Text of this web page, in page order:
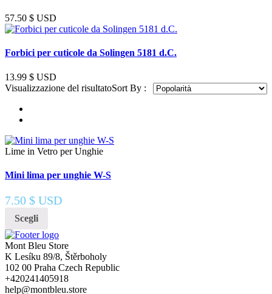
57.50 $ USD
Forbici per cuticole da Solingen 5181 d.C.
13.99 $ USD
Visualizzazione del risultatoSort By :
Lime in Vetro per Unghie
Mini lima per unghie W-S
7.50 $ USD
Scegli
Mont Bleu Store
K Lesíku 89/8, Štěrboholy
102 00 Praha Czech Republic
+420241405918
help@montbleu.store